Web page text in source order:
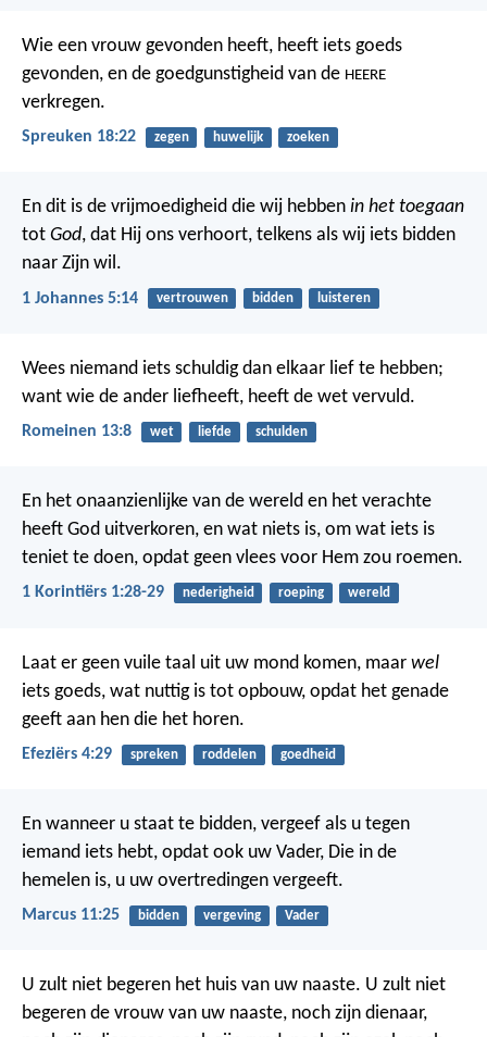
Wie een vrouw gevonden heeft, heeft iets goeds
gevonden, en de goedgunstigheid van de HEERE
verkregen.
Spreuken 18:22 zegen huwelijk zoeken
En dit is de vrijmoedigheid die wij hebben in het toegaan
tot God, dat Hij ons verhoort, telkens als wij iets bidden
naar Zijn wil.
1 Johannes 5:14 vertrouwen bidden luisteren
Wees niemand iets schuldig dan elkaar lief te hebben;
want wie de ander liefheeft, heeft de wet vervuld.
Romeinen 13:8 wet liefde schulden
En het onaanzienlijke van de wereld en het verachte
heeft God uitverkoren, en wat niets is, om wat iets is
teniet te doen, opdat geen vlees voor Hem zou roemen.
1 Korintiërs 1:28-29 nederigheid roeping wereld
Laat er geen vuile taal uit uw mond komen, maar wel
iets goeds, wat nuttig is tot opbouw, opdat het genade
geeft aan hen die het horen.
Efeziërs 4:29 spreken roddelen goedheid
En wanneer u staat te bidden, vergeef als u tegen
iemand iets hebt, opdat ook uw Vader, Die in de
hemelen is, u uw overtredingen vergeeft.
Marcus 11:25 bidden vergeving Vader
U zult niet begeren het huis van uw naaste. U zult niet
begeren de vrouw van uw naaste, noch zijn dienaar,